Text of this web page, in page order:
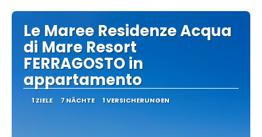
Le Maree Residenze Acqua
di Mare Resort
FERRAGOSTO in
appartamento
1 ZIELE 7 NÄCHTE 1 VERSICHERUNGEN